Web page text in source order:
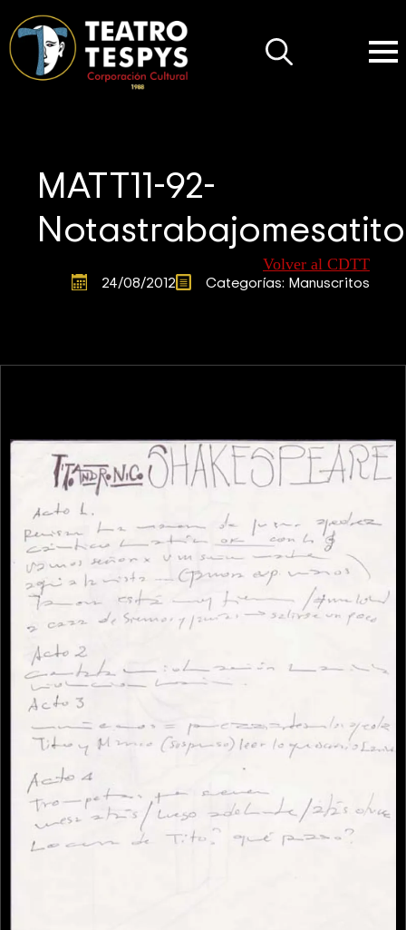
MATT11-92-
Volver al CDTT
24/08/2012 Categorías: Manuscritos